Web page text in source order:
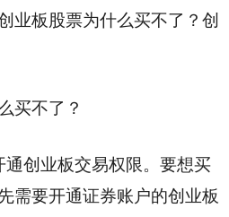
业板股票为什么买不了？创
买不了？
通创业板交易权限。要想买
需要开通证券账户的创业板